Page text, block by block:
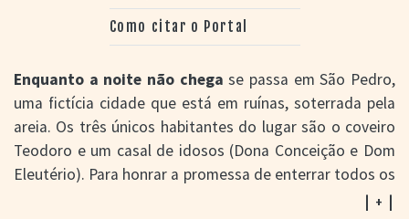
Como citar o Portal
Enquanto a noite não chega se passa em São Pedro,
uma fictícia cidade que está em ruínas, soterrada pela
areia. Os três únicos habitantes do lugar são o coveiro
Teodoro e um casal de idosos (Dona Conceição e Dom
Eleutério). Para honrar a promessa de enterrar todos os
moradores do lugar, Teodoro aguarda a morte dos
| + |